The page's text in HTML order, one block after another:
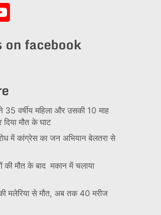
YouTube
on facebook
वर्षीय महिला और उसकी 10 माह
दिया मौत के घाट
में कांग्रेस का जन अभियान बेलतरा से
की मौत के बाद मकान में चलाया
की मलेरिया से मौत, अब तक 40 मरीज